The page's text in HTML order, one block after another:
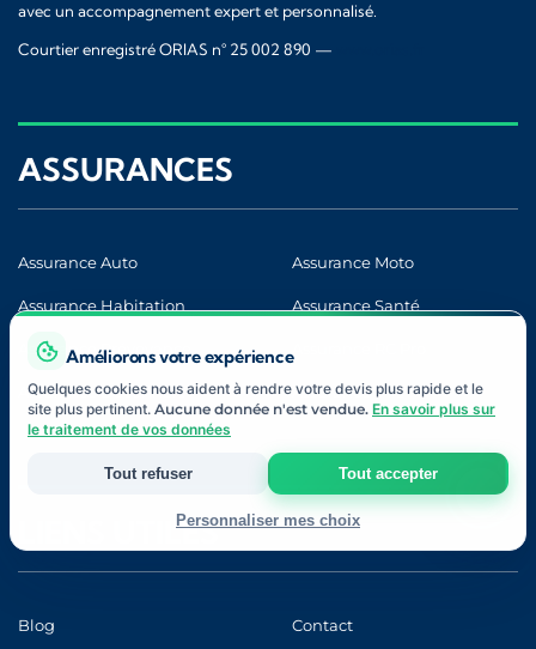
avec un accompagnement expert et personnalisé.
Courtier enregistré ORIAS n° 25 002 890 —
ASSURANCES
Assurance Auto Assurance Moto
Assurance Habitation Assurance Santé
Assurance Prévoyance
Assurance Décennale Assurance VTC
LIENS UTILES
Blog Contact
Améliorons votre expérience
Quelques cookies nous aident à rendre votre devis plus rapide et le
site plus pertinent. Aucune donnée n'est vendue. En savoir plus sur
le traitement de vos données
Tout refuser Tout accepter
Personnaliser mes choix
Strictement nécessaires